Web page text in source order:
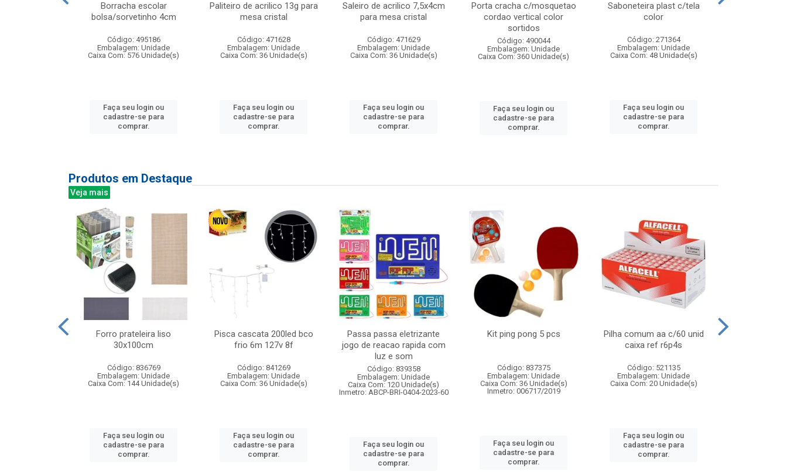
Borracha escolar
bolsa/sorvetinho 4cm
Código: 495186
Embalagem: Unidade
Caixa Com: 576 Unidade(s)
Faça seu login ou
cadastre-se para
comprar.
Paliteiro de acrilico 13g para
mesa cristal
Código: 471628
Embalagem: Unidade
Caixa Com: 36 Unidade(s)
Faça seu login ou
cadastre-se para
comprar.
Saleiro de acrilico 7,5x4cm
para mesa cristal
Código: 471629
Embalagem: Unidade
Caixa Com: 36 Unidade(s)
Faça seu login ou
cadastre-se para
comprar.
Porta cracha c/mosquetao
cordao vertical color
sortidos
Código: 490044
Embalagem: Unidade
Caixa Com: 360 Unidade(s)
Faça seu login ou
cadastre-se para
comprar.
Saboneteira plast c/tela
color
Código: 271364
Embalagem: Unidade
Caixa Com: 48 Unidade(s)
Faça seu login ou
cadastre-se para
comprar.
Produtos em Destaque
Veja mais
Forro prateleira liso
30x100cm
Código: 836769
Embalagem: Unidade
Caixa Com: 144 Unidade(s)
Faça seu login ou
cadastre-se para
comprar.
Pisca cascata 200led bco
frio 6m 127v 8f
Código: 841269
Embalagem: Unidade
Caixa Com: 36 Unidade(s)
Faça seu login ou
cadastre-se para
comprar.
Passa passa eletrizante
jogo de reacao rapida com
luz e som
Código: 839358
Embalagem: Unidade
Caixa Com: 120 Unidade(s)
Inmetro: ABCP-BRI-0404-2023-60
Faça seu login ou
cadastre-se para
comprar.
Kit ping pong 5 pcs
Código: 837375
Embalagem: Unidade
Caixa Com: 36 Unidade(s)
Inmetro: 006717/2019
Faça seu login ou
cadastre-se para
comprar.
Pilha comum aa c/60 unid
caixa ref r6p4s
Código: 521135
Embalagem: Unidade
Caixa Com: 20 Unidade(s)
Faça seu login ou
cadastre-se para
comprar.